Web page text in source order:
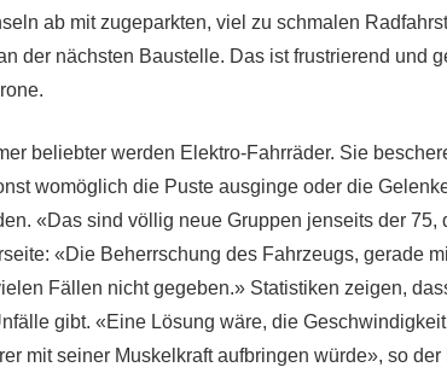
ab mit zugeparkten, viel zu schmalen
der nächsten Baustelle. Das ist frustrierend und
beliebter werden Elektro-Fahrräder. Sie
womöglich die Puste ausginge oder die
«Das sind völlig neue Gruppen jenseits der 75,
«Die Beherrschung des Fahrzeugs, gerade
Fällen nicht gegeben.» Statistiken zeigen,
gibt. «Eine Lösung wäre, die
mit seiner Muskelkraft aufbringen würde», so der